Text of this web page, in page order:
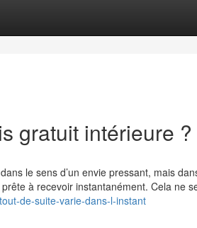
gratuit intérieure ?
le sens d’un envie pressant, mais
à recevoir instantanément. Cela ne
de-suite-varie-dans-l-instant